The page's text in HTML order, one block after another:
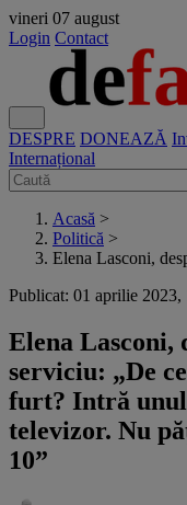
vineri 07 august
Login Contact
DESPRE DONEAZĂ
Internațional
Acasă >
Politică >
Elena Lasconi,
Publicat: 01 aprilie 2023,
Elena Lasconi,
serviciu: „De
furt? Intră
televizor. Nu
10”